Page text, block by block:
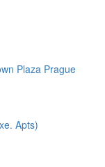
Plaza Prague
Apts)